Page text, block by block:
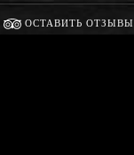
ОСТАВИТЬ ОТЗЫВЫ